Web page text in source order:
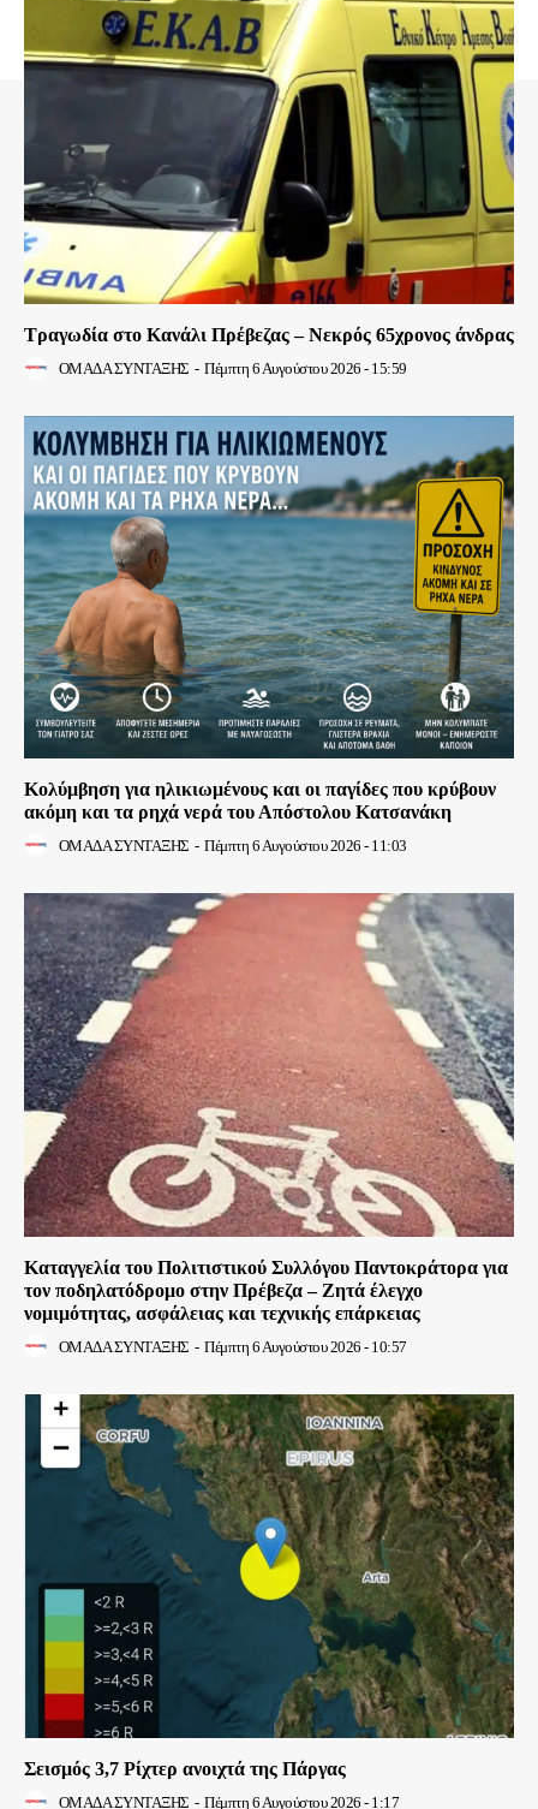
Τραγωδία στο Κανάλι Πρέβεζας – Νεκρός 65χρονος άνδρας
ΟΜΑΔΑ ΣΥΝΤΑΞΗΣ - Πέμπτη 6 Αυγούστου 2026 - 15:59
Κολύμβηση για ηλικιωμένους και οι παγίδες που κρύβουν
ακόμη και τα ρηχά νερά του Απόστολου Κατσανάκη
ΟΜΑΔΑ ΣΥΝΤΑΞΗΣ - Πέμπτη 6 Αυγούστου 2026 - 11:03
Καταγγελία του Πολιτιστικού Συλλόγου Παντοκράτορα για
τον ποδηλατόδρομο στην Πρέβεζα – Ζητά έλεγχο
νομιμότητας, ασφάλειας και τεχνικής επάρκειας
ΟΜΑΔΑ ΣΥΝΤΑΞΗΣ - Πέμπτη 6 Αυγούστου 2026 - 10:57
Σεισμός 3,7 Ρίχτερ ανοιχτά της Πάργας
ΟΜΑΔΑ ΣΥΝΤΑΞΗΣ - Πέμπτη 6 Αυγούστου 2026 - 1:17